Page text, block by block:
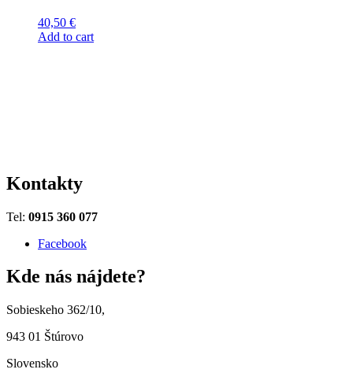
40,50 €
Add to cart
Kontakty
Tel: 0915 360 077
Facebook
Kde nás nájdete?
Sobieskeho 362/10,
943 01 Štúrovo
Slovensko